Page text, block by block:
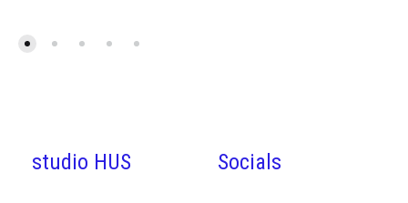
studio HUS Socials